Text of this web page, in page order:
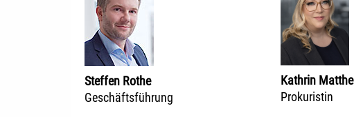
Steffen Rothe
Geschäftsführung
Kathrin Matthe
Prokuristin